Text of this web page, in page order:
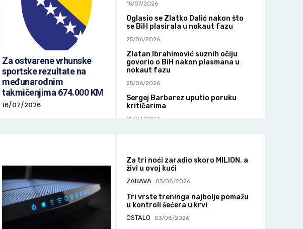
Za ostvarene vrhunske
sportske rezultate na
međunarodnim
takmičenjima 674.000 KM
16/07/2026
15/07/2026
Oglasio se Zlatko Dalić nakon što
se BiH plasirala u nokaut fazu
25/06/2026
Zlatan Ibrahimović suznih očiju
govorio o BiH nakon plasmana u
nokaut fazu
25/06/2026
Sergej Barbarez uputio poruku
kritičarima
25/06/2026
Za tri noći zaradio skoro MILION, a
živi u ovoj kući
ZABAVA 03/08/2026
Tri vrste treninga najbolje pomažu
u kontroli šećera u krvi
OSTALO 03/08/2026